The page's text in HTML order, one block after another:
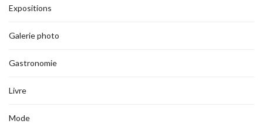
Expositions
Galerie photo
Gastronomie
Livre
Mode